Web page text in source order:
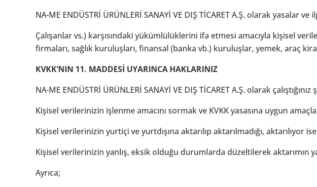
NA-ME ENDÜSTRİ ÜRÜNLERİ SANAYİ VE DIŞ TİCARET A.Ş. olarak yasalar
Çalışanlar vs.) karşısındaki yükümlülüklerini ifa etmesi amacıyla kişisel
firmaları, sağlık kuruluşları, finansal (banka vb.) kuruluşlar, yemek, araç
KVKK’NIN 11. MADDESİ UYARINCA HAKLARINIZ
NA-ME ENDÜSTRİ ÜRÜNLERİ SANAYİ VE DIŞ TİCARET A.Ş. olarak
Kişisel verilerinizin işlenme amacını sormak ve KVKK yasasına uygun
Kişisel verilerinizin yurtiçi ve yurtdışına aktarılıp aktarılmadığı, aktarılıyor
Kişisel verilerinizin yanlış, eksik olduğu durumlarda düzeltilerek aktarımın
Ayrıca;